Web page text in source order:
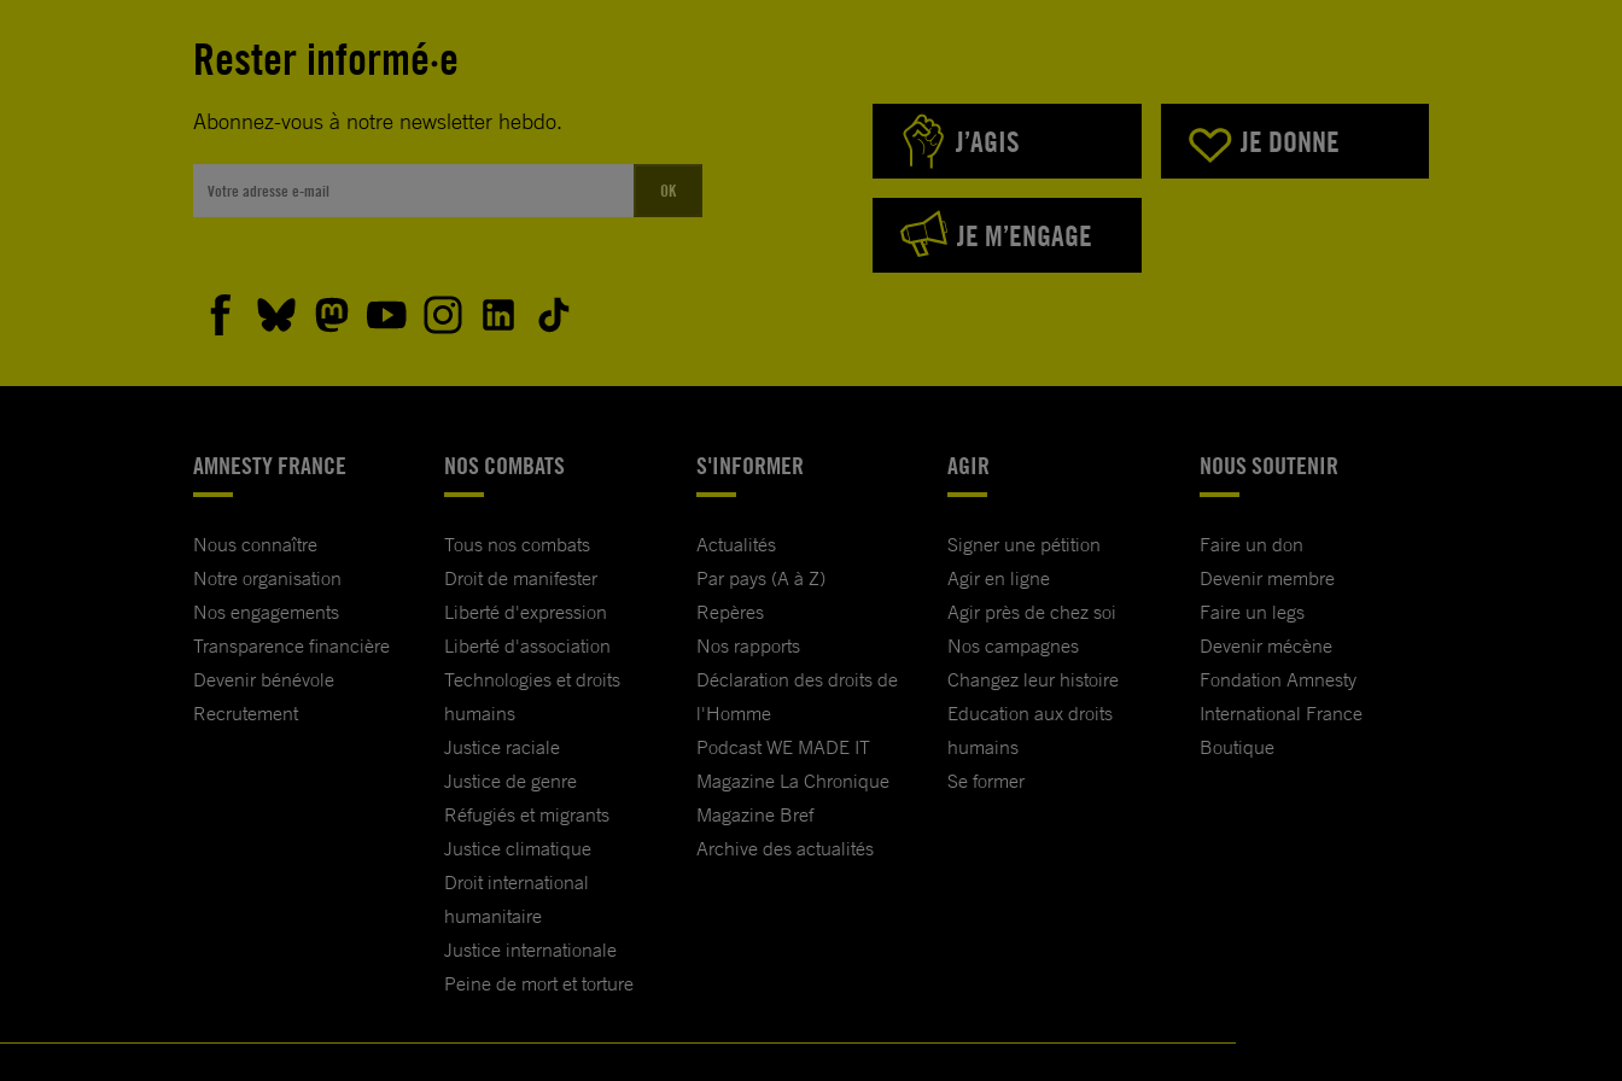
Rester informé·e
Abonnez-vous à notre newsletter hebdo.
OK
J’AGIS JE DONNE
JE M’ENGAGE
AMNESTY FRANCE
Nous connaître
Notre organisation
Nos engagements
Transparence financière
Devenir bénévole
Recrutement
NOS COMBATS
Tous nos combats
Droit de manifester
Liberté d'expression
Liberté d'association
Technologies et droits
humains
Justice raciale
Justice de genre
Réfugiés et migrants
Justice climatique
Droit international
humanitaire
Justice internationale
Peine de mort et torture
S'INFORMER
Actualités
Par pays (A à Z)
Repères
Nos rapports
Déclaration des droits de
l'Homme
Podcast WE MADE IT
Magazine La Chronique
Magazine Bref
Archive des actualités
AGIR
Signer une pétition
Agir en ligne
Agir près de chez soi
Nos campagnes
Changez leur histoire
Education aux droits
humains
Se former
NOUS SOUTENIR
Faire un don
Devenir membre
Faire un legs
Devenir mécène
Fondation Amnesty
International France
Boutique